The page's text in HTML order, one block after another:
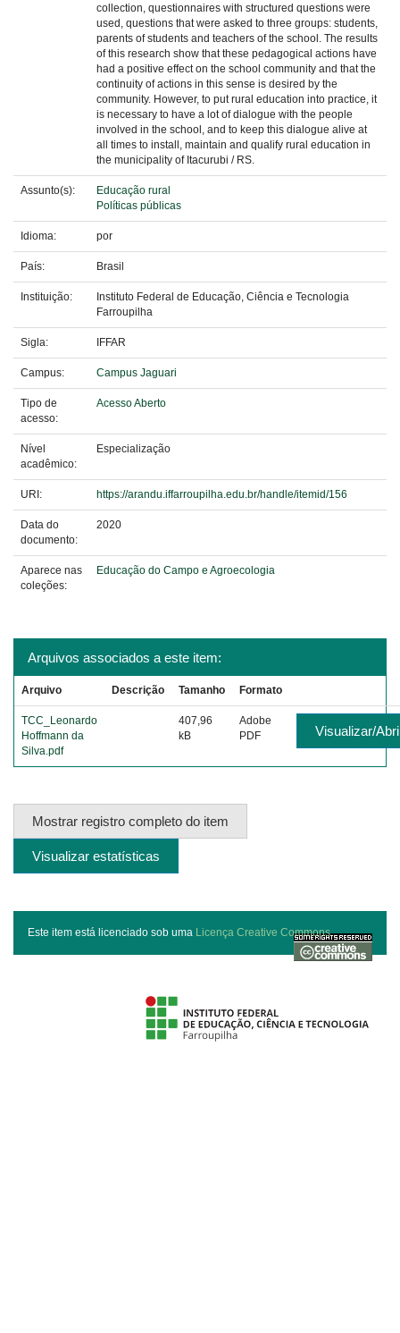
collection, questionnaires with structured questions were
used, questions that were asked to three groups: students,
parents of students and teachers of the school. The results
of this research show that these pedagogical actions have
had a positive effect on the school community and that the
continuity of actions in this sense is desired by the
community. However, to put rural education into practice, it
is necessary to have a lot of dialogue with the people
involved in the school, and to keep this dialogue alive at
all times to install, maintain and qualify rural education in
the municipality of Itacurubi / RS.
Assunto(s):
Educação rural
Políticas públicas
Idioma: por
País: Brasil
Instituição:
Instituto Federal de Educação, Ciência e Tecnologia
Farroupilha
Sigla: IFFAR
Campus: Campus Jaguari
Tipo de
acesso:
Acesso Aberto
Nível
acadêmico:
Especialização
URI: https://arandu.iffarroupilha.edu.br/handle/itemid/156
Data do
documento:
2020
Aparece nas
coleções:
Educação do Campo e Agroecologia
Arquivos associados a este item:
Arquivo Descrição Tamanho Formato
TCC_Leonardo
Hoffmann da
Silva.pdf
407,96
kB
Adobe
PDF
Visualizar/
Mostrar registro completo do item
Visualizar estatísticas
Este item está licenciado sob uma Licença Creative Commons